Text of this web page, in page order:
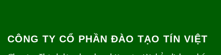
CÔNG TY CỔ PHẦN ĐÀO TẠO TÍN VIỆT